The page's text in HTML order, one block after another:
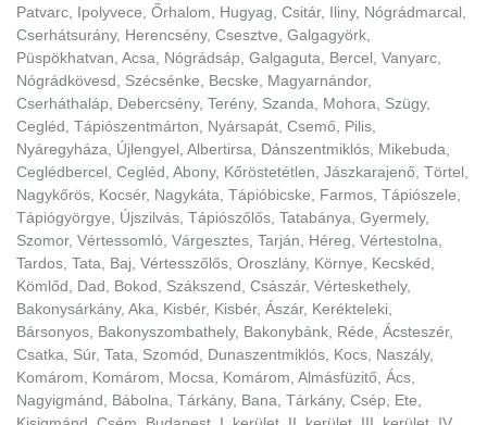
Patvarc, Ipolyvece, Őrhalom, Hugyag, Csitár, Iliny, Nógrádmarcal,
Cserhátsurány, Herencsény, Csesztve, Galgagyörk,
Püspökhatvan, Acsa, Nógrádsáp, Galgaguta, Bercel, Vanyarc,
Nógrádkövesd, Szécsénke, Becske, Magyarnándor,
Cserháthaláp, Debercsény, Terény, Szanda, Mohora, Szügy,
Cegléd, Tápiószentmárton, Nyársapát, Csemő, Pilis,
Nyáregyháza, Újlengyel, Albertirsa, Dánszentmiklós, Mikebuda,
Ceglédbercel, Cegléd, Abony, Kőröstetétlen, Jászkarajenő, Törtel,
Nagykőrös, Kocsér, Nagykáta, Tápióbicske, Farmos, Tápiószele,
Tápiógyörgye, Újszilvás, Tápiószőlős, Tatabánya, Gyermely,
Szomor, Vértessomló, Várgesztes, Tarján, Héreg, Vértestolna,
Tardos, Tata, Baj, Vértesszőlős, Oroszlány, Környe, Kecskéd,
Kömlőd, Dad, Bokod, Szákszend, Császár, Vérteskethely,
Bakonysárkány, Aka, Kisbér, Kisbér, Ászár, Kerékteleki,
Bársonyos, Bakonyszombathely, Bakonybánk, Réde, Ácsteszér,
Csatka, Súr, Tata, Szomód, Dunaszentmiklós, Kocs, Naszály,
Komárom, Komárom, Mocsa, Komárom, Almásfüzitő, Ács,
Nagyigmánd, Bábolna, Tárkány, Bana, Tárkány, Csép, Ete,